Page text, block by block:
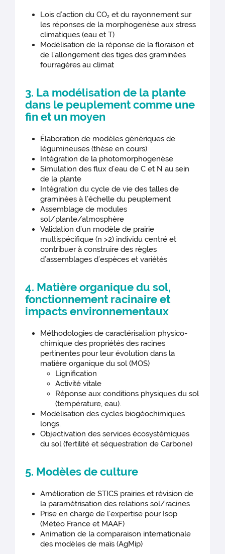
Lois d’action du CO2 et du rayonnement sur
les réponses de la morphogenèse aux stress
climatiques (eau et T)
Modélisation de la réponse de la floraison et
de l’allongement des tiges des graminées
fourragères au climat
3. La modélisation de la plante
dans le peuplement comme une
fin et un moyen
Élaboration de modèles génériques de
légumineuses (thèse en cours)
Intégration de la photomorphogenèse
Simulation des flux d’eau de C et N au sein
de la plante
Intégration du cycle de vie des talles de
graminées à l’échelle du peuplement
Assemblage de modules
sol/plante/atmosphère
Validation d’un modèle de prairie
multispécifique (n >2) individu centré et
contribuer à construire des règles
d’assemblages d’espèces et variétés
4. Matière organique du sol,
fonctionnement racinaire et
impacts environnementaux
Méthodologies de caractérisation physico-
chimique des propriétés des racines
pertinentes pour leur évolution dans la
matière organique du sol (MOS)
Lignification
Activité vitale
Réponse aux conditions physiques du sol
(température, eau).
Modélisation des cycles biogéochimiques
longs.
Objectivation des services écosystémiques
du sol (fertilité et séquestration de Carbone)
5. Modèles de culture
Amélioration de STICS prairies et révision de
la paramétrisation des relations sol/racines
Prise en charge de l’expertise pour Isop
(Météo France et MAAF)
Animation de la comparaison internationale
des modèles de maïs (AgMip)